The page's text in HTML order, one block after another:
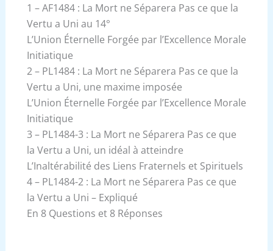
1 – AF1484 : La Mort ne Séparera Pas ce que la
Vertu a Uni au 14°
L’Union Éternelle Forgée par l’Excellence Morale
Initiatique
2 – PL1484 : La Mort ne Séparera Pas ce que la
Vertu a Uni, une maxime imposée
L’Union Éternelle Forgée par l’Excellence Morale
Initiatique
3 – PL1484-3 : La Mort ne Séparera Pas ce que
la Vertu a Uni, un idéal à atteindre
L’Inaltérabilité des Liens Fraternels et Spirituels
4 – PL1484-2 : La Mort ne Séparera Pas ce que
la Vertu a Uni – Expliqué
En 8 Questions et 8 Réponses